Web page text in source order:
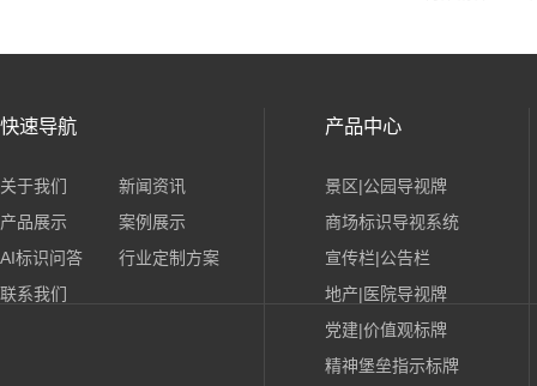
快速导航
关于我们
新闻资讯
产品展示
案例展示
AI标识问答
行业定制方案
联系我们
产品中心
景区|公园导视牌
商场标识导视系统
宣传栏|公告栏
地产|医院导视牌
党建|价值观标牌
精神堡垒指示标牌